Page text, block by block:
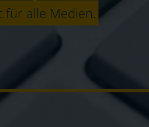
für alle Medien.
Fahrzeugen und